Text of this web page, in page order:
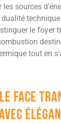
sources
le foyer
tout en
face